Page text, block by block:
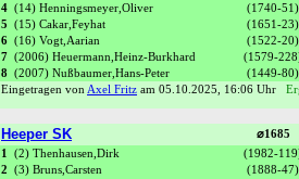
4 (14) Henningsmeyer,Oliver (1740-51)
5 (15) Cakar,Feyhat (1651-23)
6 (16) Vogt,Aarian (1522-20)
7 (2006) Heuermann,Heinz-Burkhard (1579-
8 (2007) Nußbaumer,Hans-Peter (1449-80)
Eingetragen vonAxel Fritz am 05.10.2025, 16:06 Uhr
Heeper SK ⌀1685
1
(2) Thenhausen,Dirk (1982-
2 (3) Bruns,Carsten (1888-47)